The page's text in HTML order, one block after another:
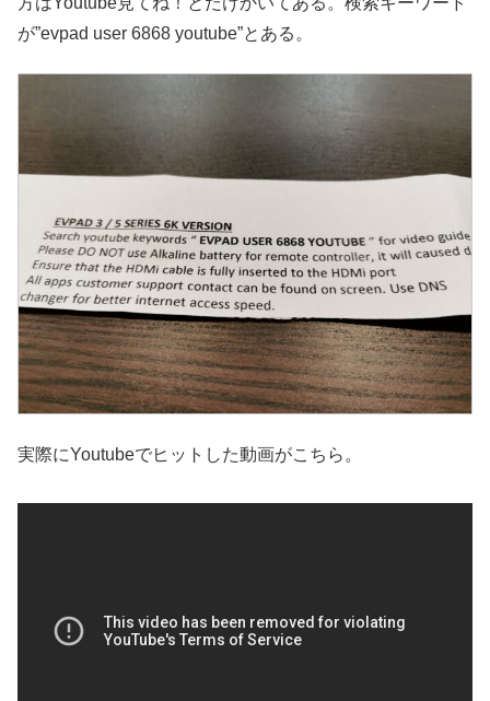
が”evpad user 6868 youtube”とある。
実際にYoutubeでヒットした動画がこちら。